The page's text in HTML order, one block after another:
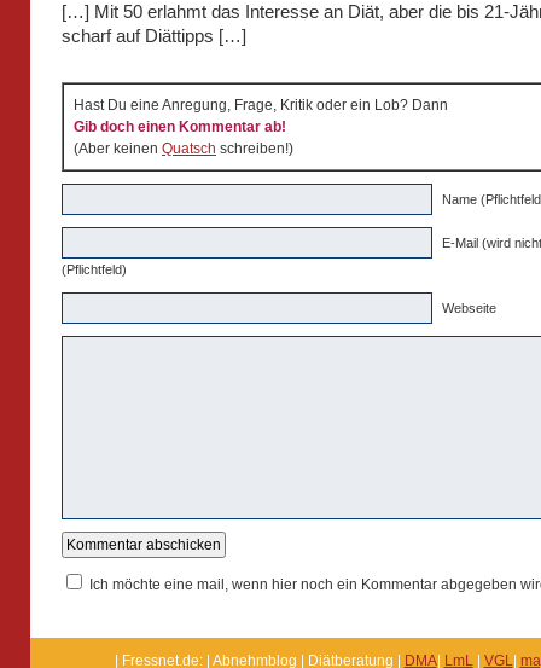
[…] Mit 50 erlahmt das Interesse an Diät, aber die bis 21-
scharf auf Diättipps […]
Hast Du eine Anregung, Frage, Kritik oder ein Lob? Dann
Gib doch einen Kommentar ab!
(Aber keinen Quatsch schreiben!)
Name
E-Mail (wird
(Pflichtfeld)
Webseite
Ich möchte eine mail, wenn hier noch ein Kommentar abgegeben
| Fressnet.de: | Abnehmblog | Diätberatung | DMA| LmL| VGL|